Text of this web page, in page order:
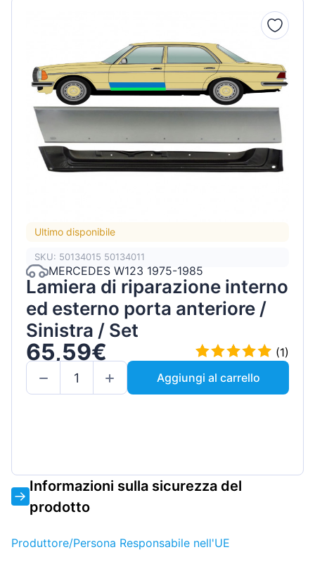
Ultimo disponibile
SKU: 50134015 50134011
MERCEDES W123 1975-1985
Lamiera di riparazione interno
ed esterno porta anteriore /
Sinistra / Set
65,59€
(1)
Aggiungi al carrello
Informazioni sulla sicurezza del
prodotto
Produttore/Persona Responsabile nell'UE